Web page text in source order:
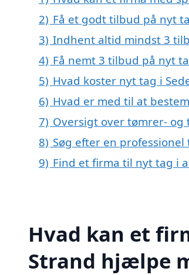
2) Få et godt tilbud på nyt
3) Indhent altid mindst 3
4) Få nemt 3 tilbud på nyt
5) Hvad koster nyt tag i
6) Hvad er med til at
7) Oversigt over tømrer- og
8) Søg efter en
9) Find et firma til nyt tag i
Hvad kan et
Strand hjælpe